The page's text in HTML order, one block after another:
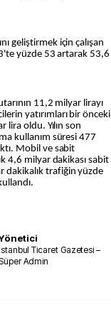
geliştirmek için çalışan
yüzde 53 artarak 53,6
11,2 milyar lirayı
yatırımları bir önceki
lira oldu. Yılın son
kullanım süresi 477
Mobil ve sabit
4,6 milyar dakikası sabit
dakikalık trafiğin yüzde
Ticaret Gazetesi –
Admin